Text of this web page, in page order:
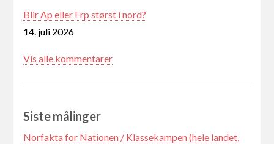
Blir Ap eller Frp størst i nord?
14. juli 2026
Vis alle kommentarer
Siste målinger
Norfakta for Nationen / Klassekampen (hele landet,